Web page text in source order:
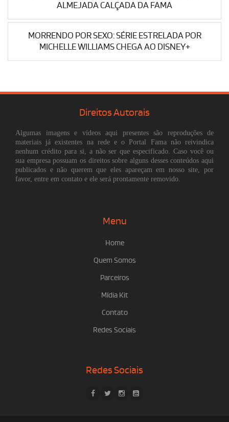
ALMEJADA CALÇADA DA FAMA
MORRENDO POR SEXO: SÉRIE ESTRELADA POR
MICHELLE WILLIAMS CHEGA AO DISNEY+
Direitos Autorais
Algumas imagens e vídeos aqui presentes são reproduções de
materiais já existentes na rede e o Portal Fama não reivindica
nenhum crédito para si, a não ser que especificado. Caso você ou
sua empresa possuam os direitos sobre alguns desses conteúdos aqui
publicados e não querem que eles apareçam em nosso site, por
favor, entre em contato e ele será prontamente removido.
Menu
Home
Quem Somos
Parceiros
Mídia Kit
Contato
Redes Sociais
Redes Sociais